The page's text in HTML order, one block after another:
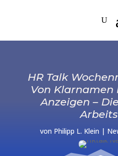
HR Talk
Von Klarnamen
Anzeigen –
von Philipp L. Klein |